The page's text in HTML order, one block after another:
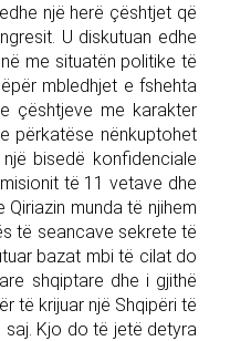
një herë çështjet që
U diskutuan edhe
me situatën politike të
mbledhjet e fshehta
çështjeve me karakter
përkatëse nënkuptohet
bisedë konfidenciale
të 11 vetave dhe
Qiriazin munda të njihem
të seancave sekrete të
bazat mbi të cilat do
shqiptare dhe i gjithë
të krijuar një Shqipëri të
saj. Kjo do të jetë detyra